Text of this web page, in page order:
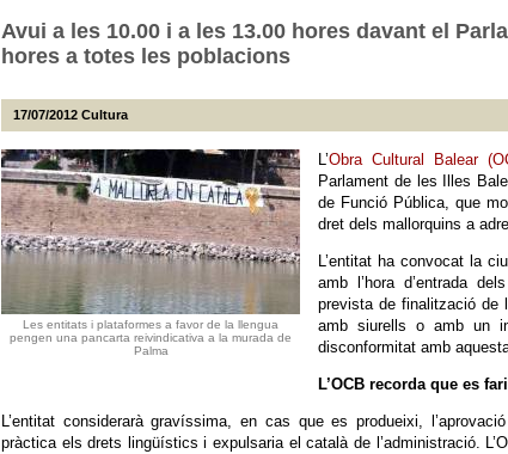
Avui a les 10.00 i a les 13.00 hores davant el
hores a totes les poblacions
17/07/2012 Cultura
Les entitats i plataformes a favor de la llengua
pengen una pancarta reivindicativa a la murada de
Palma
L’Obra Cultural Balear
Parlament de les Illes
de Funció Pública, que
dret dels mallorquins a
L’entitat ha convocat la
amb l’hora d’entrada
prevista de finalització de
amb siurells o amb un
disconformitat amb
L’OCB recorda que es
L’entitat considerarà gravíssima, en cas que es produeixi,
pràctica els drets lingüístics i expulsaria el català de l’administració.